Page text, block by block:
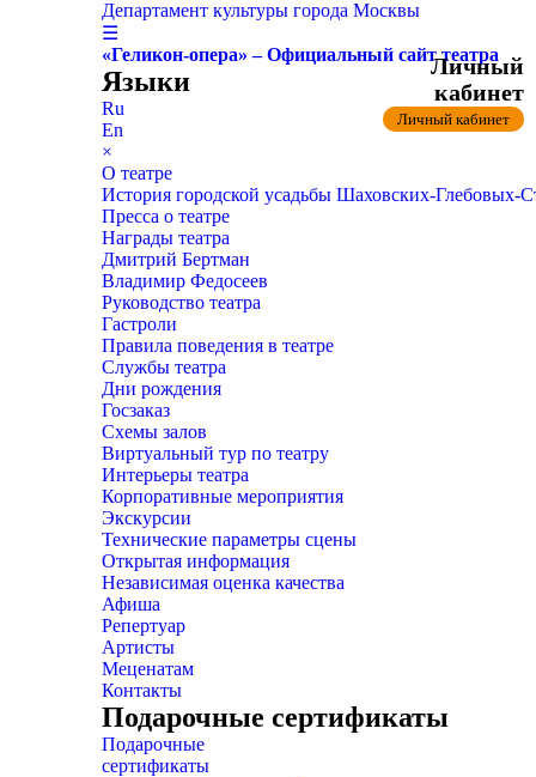
Департамент культуры города Москвы
☰
«Геликон-опера» – Официальный сайт театра
Языки
Ru
En
×
О театре
История городской усадьбы Шаховских-
Пресса о театре
Награды театра
Дмитрий Бертман
Владимир Федосеев
Руководство театра
Гастроли
Правила поведения в театре
Службы театра
Дни рождения
Госзаказ
Схемы залов
Виртуальный тур по театру
Интерьеры театра
Корпоративные мероприятия
Экскурсии
Технические параметры сцены
Открытая информация
Независимая оценка качества
Афиша
Репертуар
Артисты
Меценатам
Контакты
Подарочные сертификаты
Подарочные
сертификаты
Личный
кабинет
Личный кабинет